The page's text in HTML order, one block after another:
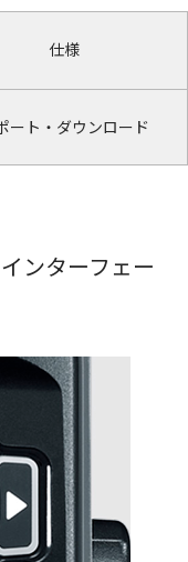
仕様
ート・ダウンロード
ンターフェー